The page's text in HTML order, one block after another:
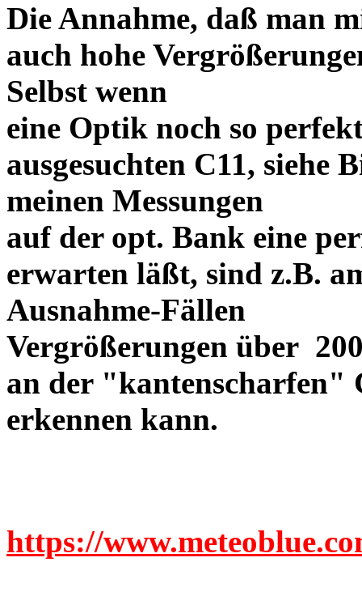
Die Annahme, daß man
auch hohe
Selbst wenn
eine Optik noch so
ausgesuchten C11, siehe
meinen Messungen
auf der opt. Bank eine
erwarten läßt, sind z.B.
Ausnahme-Fällen
Vergrößerungen über
an der "kantenscharfen"
erkennen kann.
https://